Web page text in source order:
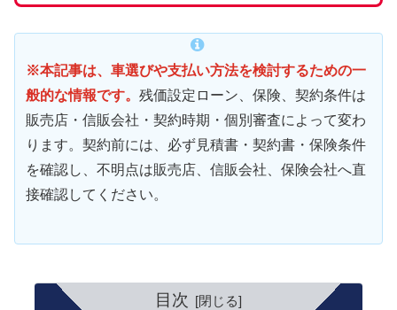
※本記事は、車選びや支払い方法を検討するための一
般的な情報です。 残価設定ローン、保険、契約条件は
販売店・信販会社・契約時期・個別審査によって変わ
ります。契約前には、必ず見積書・契約書・保険条件
を確認し、不明点は販売店、信販会社、保険会社へ直
接確認してください。
目次